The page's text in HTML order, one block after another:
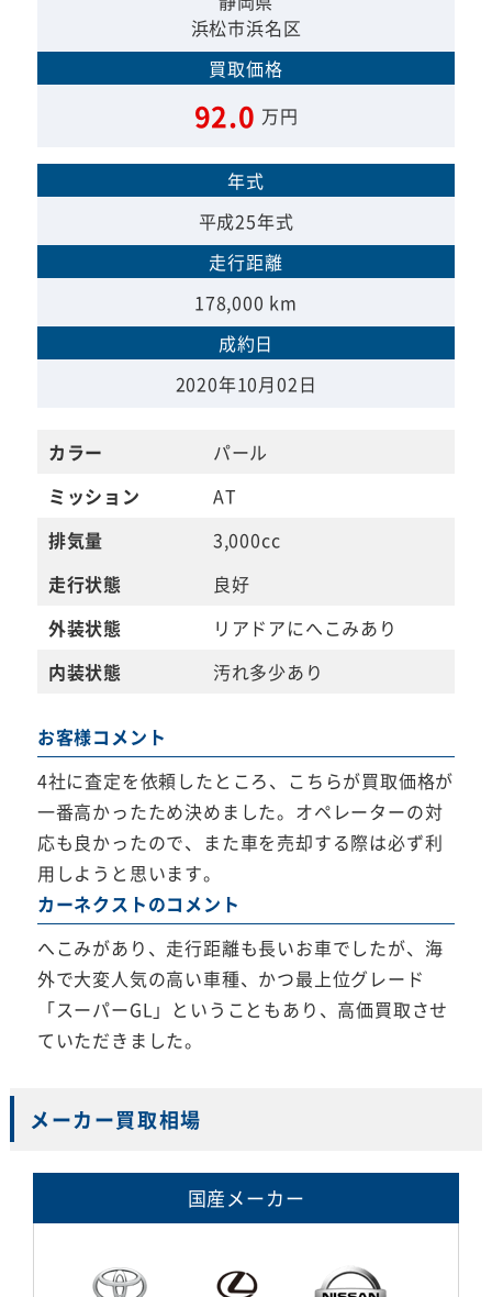
浜松市浜名区
買取価格
92.0 万円
年式
平成25年式
走行距離
178,000 km
成約日
2020年10月02日
カラー
パール
ミッション
AT
排気量
3,000cc
走行状態
良好
外装状態
リアドアにへこみあり
内装状態
汚れ多少あり
お客様コメント
4社に査定を依頼したところ、こちらが買取価格が
一番高かったため決めました。オペレーターの対
応も良かったので、また車を売却する際は必ず利
用しようと思います。
カーネクストのコメント
へこみがあり、走行距離も長いお車でしたが、海
外で大変人気の高い車種、かつ最上位グレード
「スーパーGL」ということもあり、高価買取させ
ていただきました。
メーカー買取相場
国産メーカー